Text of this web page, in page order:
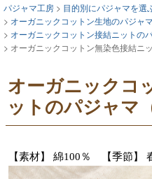
パジャマ工房 目的別にパジャマを選
オーガニックコットン生地のパジャマ
オーガニックコットン接結ニットの
オーガニックコットン無染色接結ニ
オーガニックコ
ットのパジャマ
【素材】 綿100％ 【季節】